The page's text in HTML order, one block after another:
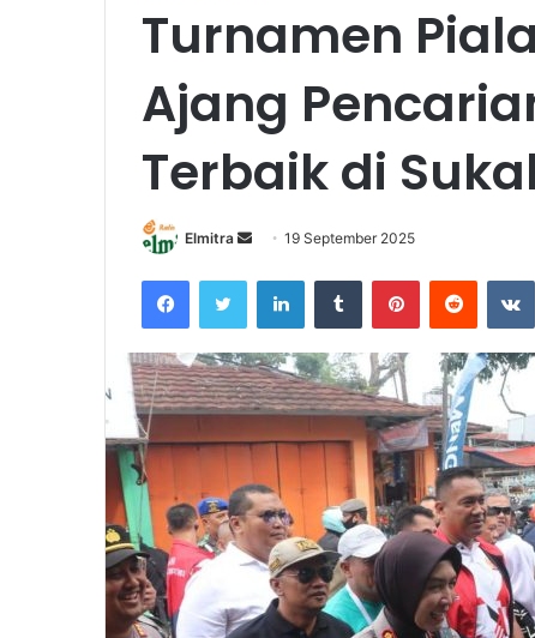
Turnamen
Ajang
Terbaik di
Elmitra
Send
email
19 September 2025
FacebookTwitter LinkedInTumblr PinterestReddit